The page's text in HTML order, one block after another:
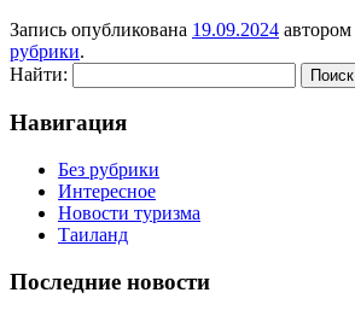
Запись опубликована 19.09.2024 автором
рубрики.
Найти:
Навигация
Без рубрики
Интересное
Новости туризма
Таиланд
Последние новости